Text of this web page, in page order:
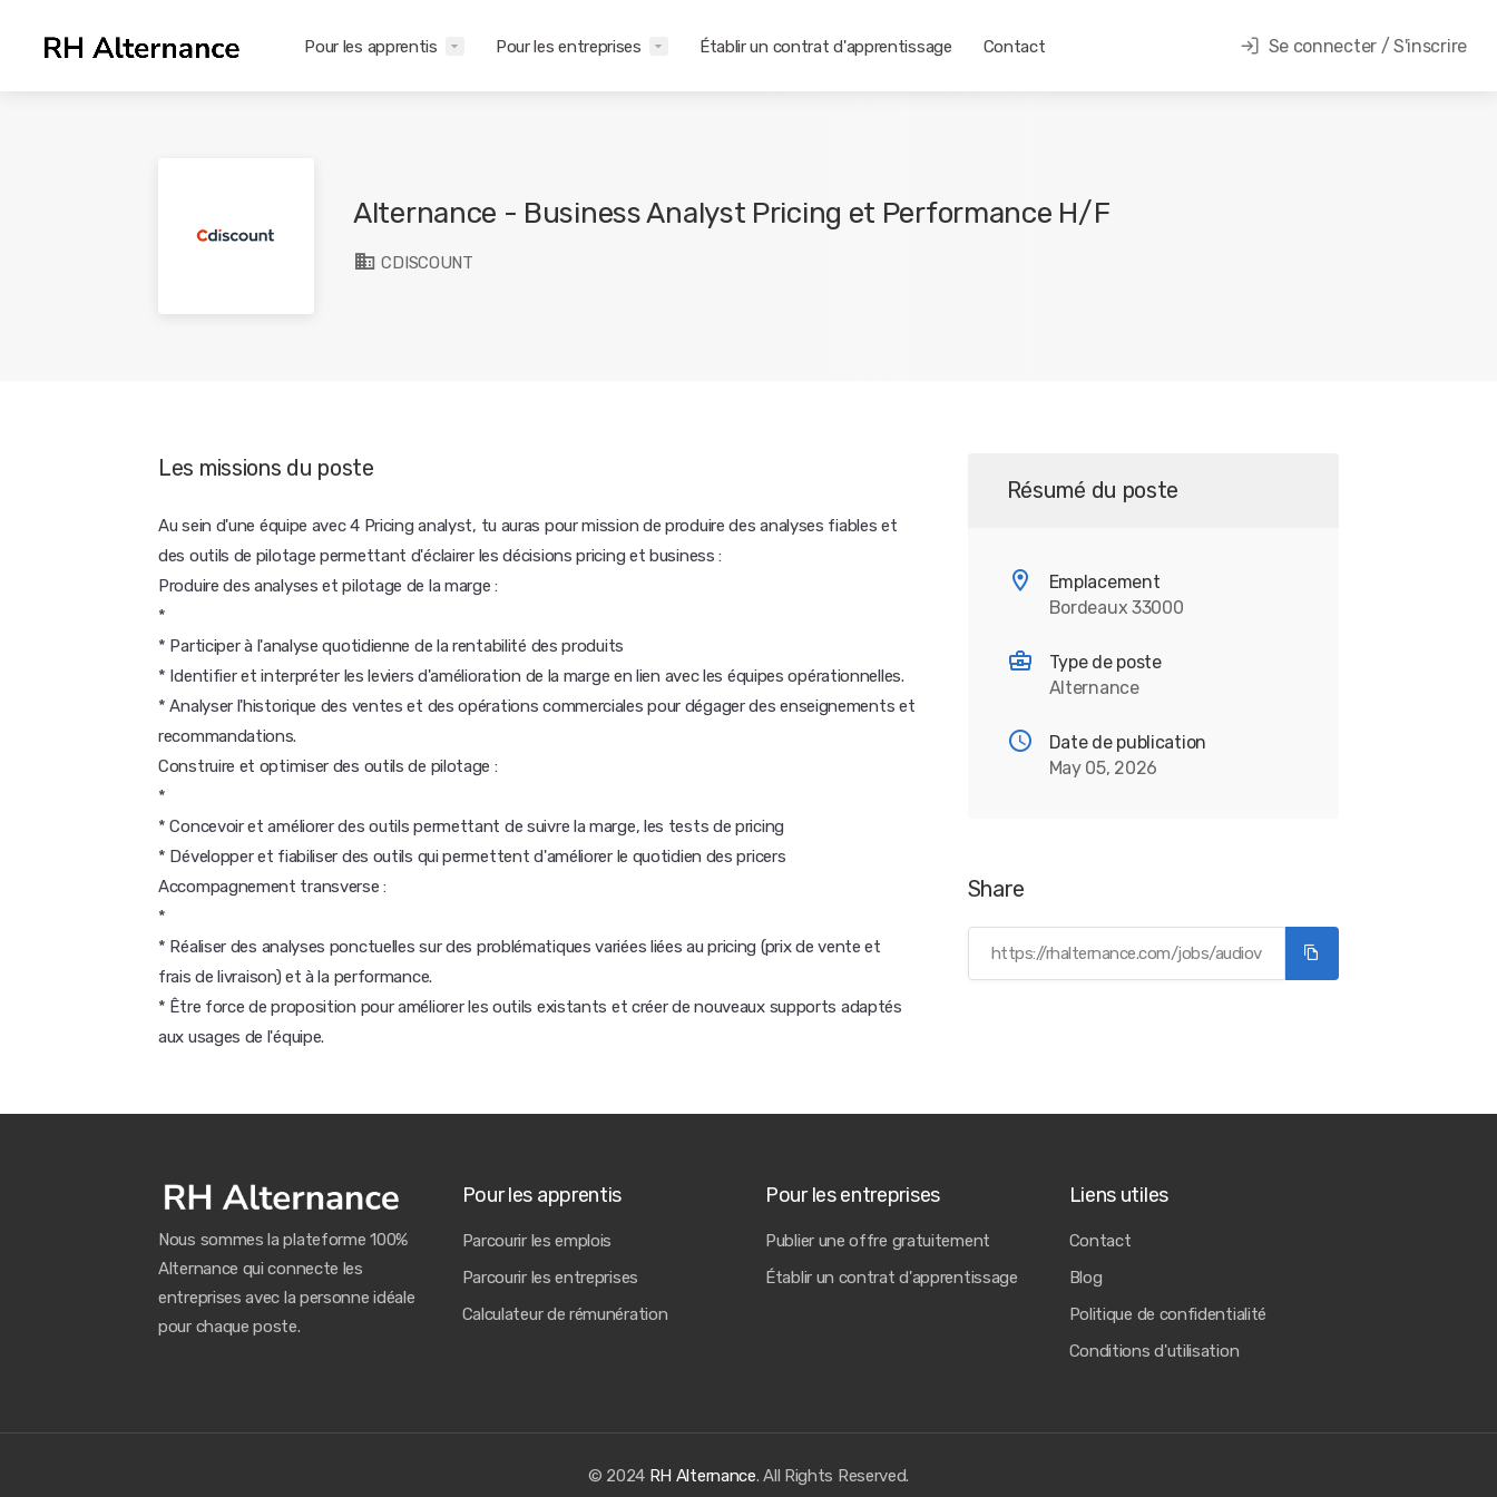
Pour les apprentis Pour les entreprises Établir un contrat d'apprentissage Contact Se connecter / S'inscrire
Alternance - Business Analyst Pricing et Performance H/F
CDISCOUNT
Les missions du poste
Au sein d'une équipe avec 4 Pricing analyst, tu auras pour mission de produire des analyses fiables et
des outils de pilotage permettant d'éclairer les décisions pricing et business :
Produire des analyses et pilotage de la marge :
*
* Participer à l'analyse quotidienne de la rentabilité des produits
* Identifier et interpréter les leviers d'amélioration de la marge en lien avec les équipes opérationnelles.
* Analyser l'historique des ventes et des opérations commerciales pour dégager des enseignements et
recommandations.
Construire et optimiser des outils de pilotage :
*
* Concevoir et améliorer des outils permettant de suivre la marge, les tests de pricing
* Développer et fiabiliser des outils qui permettent d'améliorer le quotidien des pricers
Accompagnement transverse :
*
* Réaliser des analyses ponctuelles sur des problématiques variées liées au pricing (prix de vente et
frais de livraison) et à la performance.
* Être force de proposition pour améliorer les outils existants et créer de nouveaux supports adaptés
aux usages de l'équipe.
Résumé du poste
Emplacement
Bordeaux 33000
Type de poste
Alternance
Date de publication
May 05, 2026
Share
Nous sommes la plateforme 100%
Alternance qui connecte les
entreprises avec la personne idéale
pour chaque poste.
Pour les apprentis
Parcourir les emplois
Parcourir les entreprises
Calculateur de rémunération
Pour les entreprises
Publier une offre gratuitement
Établir un contrat d'apprentissage
Liens utiles
Contact
Blog
Politique de confidentialité
Conditions d'utilisation
© 2024 RH Alternance. All Rights Reserved.